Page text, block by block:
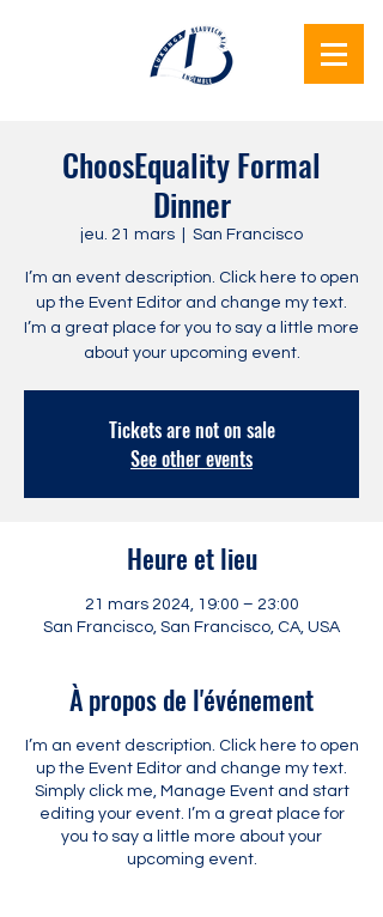
Lukunga
Beauvechain
Ensemble
ChoosEquality Formal
Dinner
jeu. 21 mars San Francisco
I’m an event description. Click here to open
up the Event Editor and change my text.
I’m a great place for you to say a little more
about your upcoming event.
Tickets are not on sale
See other events
Heure et lieu
21 mars 2024, 19:00 – 23:00
San Francisco, San Francisco, CA, USA
À propos de l'événement
I’m an event description. Click here to open
up the Event Editor and change my text.
Simply click me, Manage Event and start
editing your event. I’m a great place for
you to say a little more about your
upcoming event.